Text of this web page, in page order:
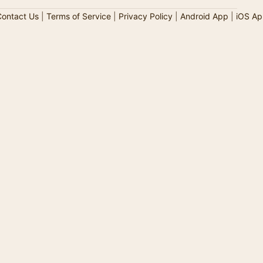
Us| Terms of Service| Privacy Policy| Android App iOS